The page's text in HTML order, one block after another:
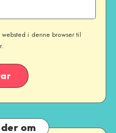
i denne browser til
om